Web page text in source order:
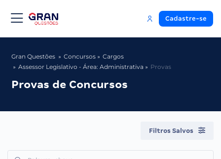
Cadastre-se
Gran Questões Concursos
Cargos
Assessor Legislativo - Área: Administrativa
Provas
Provas de Concursos
Filtros Salvos